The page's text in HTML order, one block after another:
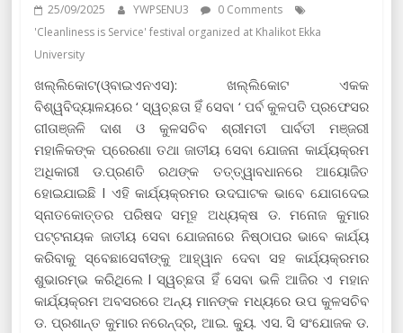
25/09/2025 YWPSENU3
0 Comments
'Cleanliness is Service' festival organized at Khalikot Ekka
University
ଖଲ୍ଲିକୋଟ(ଓ୍ବାଇଏନଏସ): ଖଲ୍ଲିକୋଟ ଏକକ
ବିଶ୍ୱବିଦ୍ୟାଳୟରେ ‘ ସ୍ୱଚ୍ଛତା ହିଁ ସେବା ‘ ପର୍ବ କୁଳପତି ପ୍ରଫେସର
ଗୀତାଞ୍ଜଳି ଦାଶ ଓ କୁଳସଚିବ ଶ୍ରୀମତୀ ପାର୍ବତୀ ମଞ୍ଜରୀ
ମହାଳିକଙ୍କ ପ୍ରେରଣା ତଥା ଜାତୀୟ ସେବା ଯୋଜନା କାର୍ଯ୍ୟକ୍ରମ
ଅଧିକାରୀ ଡ.ପ୍ରଣତି ରଥଙ୍କ ତତ୍ତ୍ୱାବଧାନରେ ଆୟୋଜିତ
ହୋଇଯାଇଛି l ଏହି କାର୍ଯ୍ୟକ୍ରମର ଉଦଘାଟକ ଭାବେ ଯୋଗଦେଇ
ସ୍ନାତକୋତ୍ତର ପରିଷଦ ସମୂହ ଅଧ୍ୟକ୍ଷ ଡ. ମନୋଜ କୁମାର
ପଟ୍ଟନାୟକ ଜାତୀୟ ସେବା ଯୋଜନାରେ ନିଷ୍ଠାପର ଭାବେ କାର୍ଯ୍ୟ
କରିବାକୁ ସ୍ବେଛାସେବୀଙ୍କୁ ଆହ୍ୱାନ ଦେବା ସହ କାର୍ଯ୍ୟକ୍ରମର
ଶୁଭାରମ୍ଭ କରିଥିଲେ l ସ୍ୱଚ୍ଛତା ହିଁ ସେବା ଭଳି ଆଜିର ଏ ମହାନ
କାର୍ଯ୍ୟକ୍ରମ ଅବସରରେ ଅନ୍ୟ ମାନଙ୍କ ମଧ୍ୟରେ ଉପ କୁଳସଚିବ
ଡ. ପ୍ରଶାନ୍ତ କୁମାର ନରେନ୍ଦ୍ର, ଆଇ. କ୍ୟୁ. ଏସ. ସି ସଂଯୋଜକ ଡ.